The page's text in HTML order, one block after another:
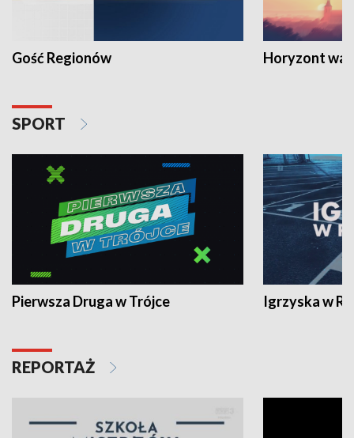
Gość Regionów Horyzont
SPORT
Pierwsza Druga w Trójce Igrzyska w
REPORTAŻ